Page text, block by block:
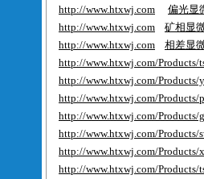
http://www.htxwj.com
偏光显
http://www.htxwj.com
矿相显
http://www.htxwj.com
相差显
http://www.htxwj.com/Products/
http://www.htxwj.com/
http://www.htxwj.com/
http://www.htxwj.com/
http://www.htxwj.com/Products/
http://www.htxwj.com/
http://www.htxwj.com/Products/